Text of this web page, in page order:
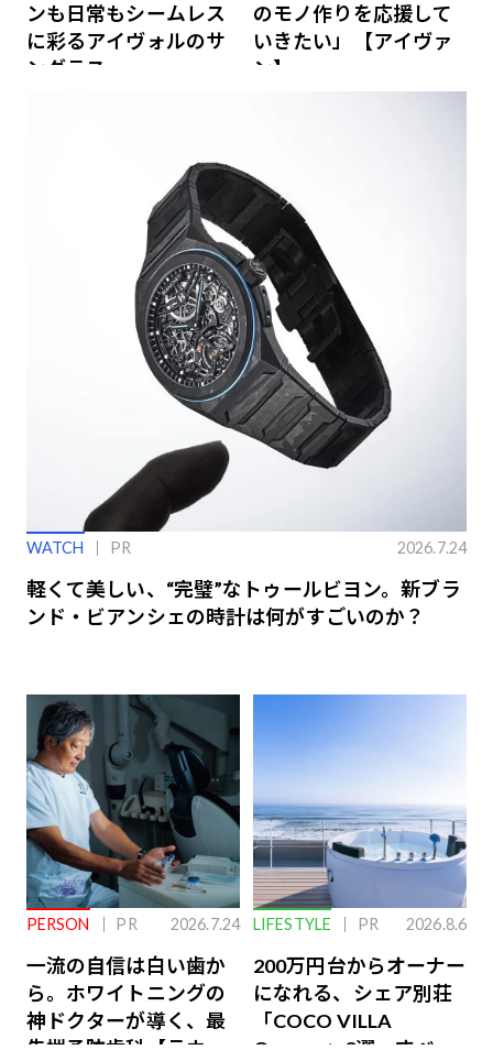
ンも日常もシームレス
に彩るアイヴォルのサ
ングラス
のモノ作りを応援して
いきたい」【アイヴァ
ン】
WATCH PR 2026.7.24
軽くて美しい、“完璧”なトゥールビヨン。新ブラ
ンド・ビアンシェの時計は何がすごいのか？
PERSON PR 2026.7.24
一流の自信は白い歯か
ら。ホワイトニングの
神ドクターが導く、最
先端予防歯科【ラウン
LIFESTYLE PR 2026.8.6
200万円台からオーナー
になれる、シェア別荘
「COCO VILLA
Owners」3選。すべて